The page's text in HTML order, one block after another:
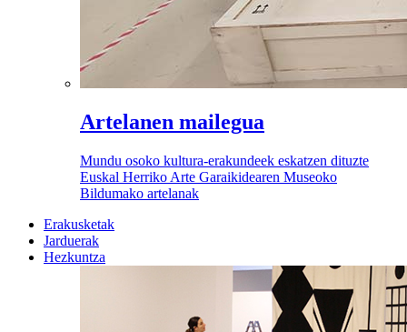
Artelanen mailegua
Mundu osoko kultura-erakundeek eskatzen dituzte
Euskal Herriko Arte Garaikidearen Museoko
Bildumako artelanak
Erakusketak
Jarduerak
Hezkuntza